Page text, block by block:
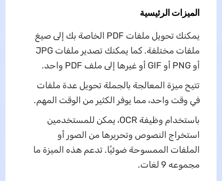
الميزات الرئيسية
يمكنك تحويل ملفات PDF الخاصة بك إلى صيغ
ملفات مختلفة. كما يمكنك تصدير ملفات JPG
أو PNG أو GIF أو غيرها إلى ملف PDF واحد.
تتيح ميزة المعالجة بالجملة تحويل عدة ملفات
في وقت واحد، مما يوفر الكثير من الوقت المهم.
باستخدام وظيفة OCR، يمكن للمستخدمين
استخراج النصوص وتحريرها من الصور أو
الملفات الممسوحة ضوئيًا. تدعم هذه الميزة ما
مجموعه 9 لغات.